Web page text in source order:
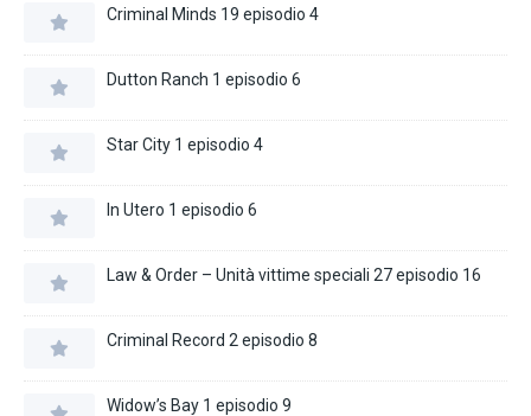
Criminal Minds 19 episodio 4
Dutton Ranch 1 episodio 6
Star City 1 episodio 4
In Utero 1 episodio 6
Law & Order – Unità vittime speciali 27 episodio 16
Criminal Record 2 episodio 8
Widow’s Bay 1 episodio 9